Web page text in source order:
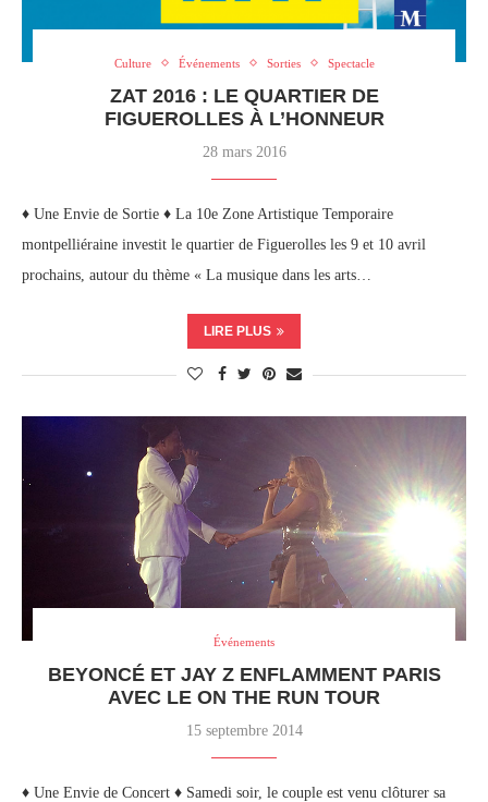
Culture Événements Sorties Spectacle
ZAT 2016 : LE QUARTIER DE
FIGUEROLLES À L’HONNEUR
28 mars 2016
♦ Une Envie de Sortie ♦ La 10e Zone Artistique Temporaire
montpelliéraine investit le quartier de Figuerolles les 9 et 10 avril
prochains, autour du thème « La musique dans les arts…
LIRE PLUS
Événements
BEYONCÉ ET JAY Z ENFLAMMENT PARIS
AVEC LE ON THE RUN TOUR
15 septembre 2014
♦ Une Envie de Concert ♦ Samedi soir, le couple est venu clôturer sa